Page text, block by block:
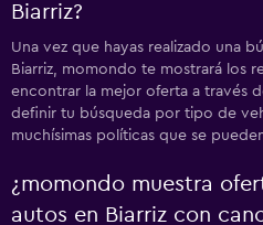
Biarriz?
Una vez que hayas realizado una
Biarriz, momondo te mostrará los
encontrar la mejor oferta a través
definir tu búsqueda por tipo de
muchísimas políticas que se
¿momondo muestra
autos en Biarriz con